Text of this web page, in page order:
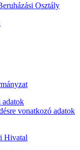
Osztály
adatok
vonatkozó adatok
Hivatal